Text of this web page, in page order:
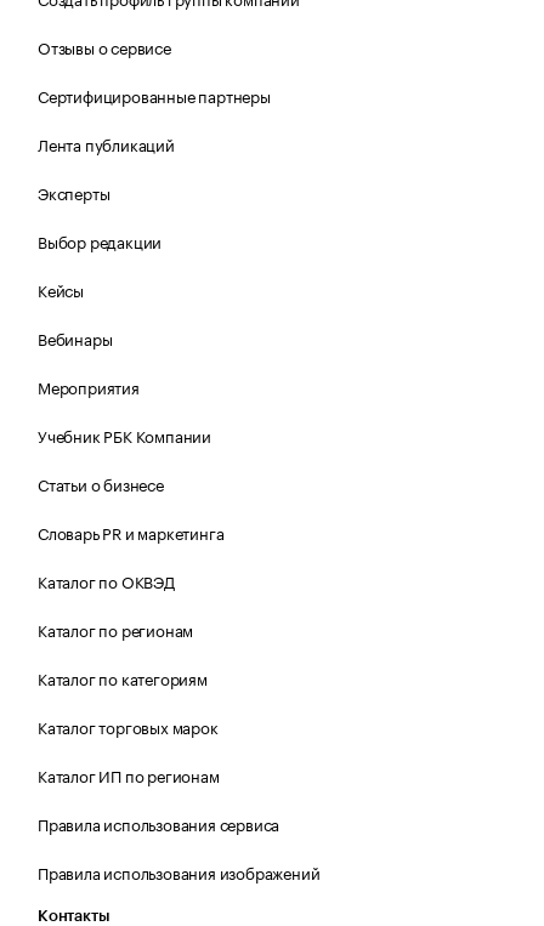
Отзывы о сервисе
Сертифицированные партнеры
Лента публикаций
Эксперты
Выбор редакции
Кейсы
Вебинары
Мероприятия
Учебник РБК Компании
Статьи о бизнесе
Словарь PR и маркетинга
Каталог по ОКВЭД
Каталог по регионам
Каталог по категориям
Каталог торговых марок
Каталог ИП по регионам
Правила использования сервиса
Правила использования изображений
Контакты